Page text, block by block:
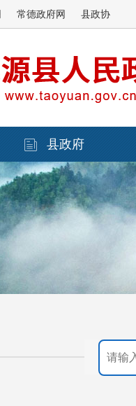
常德政府网 县政协
县政府